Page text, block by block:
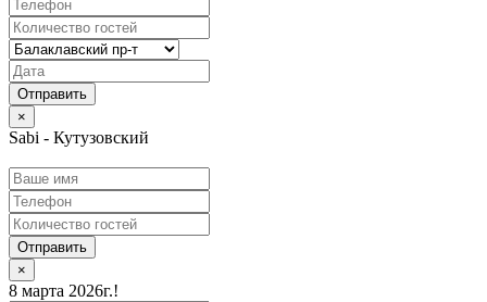
×
Sabi - Кутузовский
Отправить
×
8 марта 2026г.!